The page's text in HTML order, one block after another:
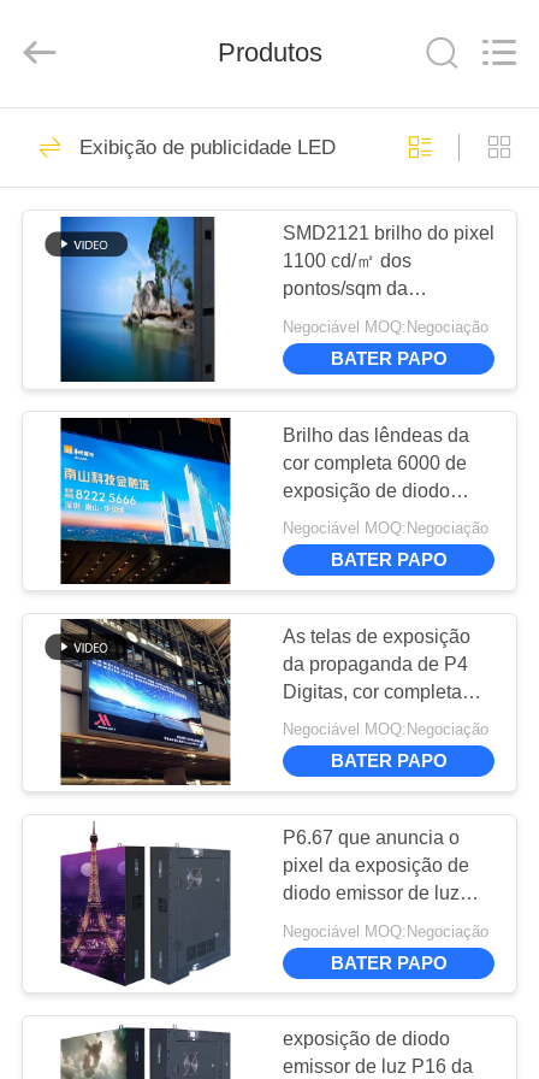
CASA
PRODUTOS
VÍDEOS
SHOW
DE
SOBRE
NÓS
EXCURSÃO
DA
FÁBRICA
CONTROLE
DA
QUALIDADE
CONTACTE-
NOS
NOTÍCIA
Services
Co.,LTD.
Reserved.
Display LED de alto
brilho
Exibição de
publicidade LED
12
a cor completa
conduziu a
exposição
13
Exibição de LED de
pequeno pixel de
pixel
27
Produtos
Exibição de publicidade LED
SMD2121 brilho do pixel
1100 cd/㎡ dos
pontos/sqm da
exposição de diodo
emissor de luz 111111
da propaganda da
Negociável MOQ:Negociação
BATER PAPO
Brilho das lêndeas da
cor completa 6000 de
exposição de diodo
emissor de luz P6 da
propaganda SMD2727
exterior
Negociável MOQ:Negociação
BATER PAPO
As telas de exposição
da propaganda de P4
Digitas, cor completa
Smd conduziram a tela
de exposição interna
Negociável MOQ:Negociação
BATER PAPO
P6.67 que anuncia o
pixel da exposição de
diodo emissor de luz
22500dots/㎡ com
grande ângulo de visão
Negociável MOQ:Negociação
BATER PAPO
exposição de diodo
emissor de luz P16 da